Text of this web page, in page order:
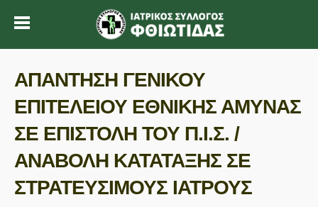
ΑΠΑΝΤΗΣΗ ΓΕΝΙΚΟΥ
ΕΠΙΤΕΛΕΙΟΥ ΕΘΝΙΚΗΣ ΑΜΥΝΑΣ
ΣΕ ΕΠΙΣΤΟΛΗ ΤΟΥ Π.Ι.Σ. /
ΑΝΑΒΟΛΗ ΚΑΤΑΤΑΞΗΣ ΣΕ
ΣΤΡΑΤΕΥΣΙΜΟΥΣ ΙΑΤΡΟΥΣ